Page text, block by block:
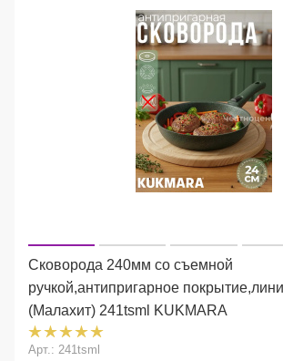
Сковорода 240мм со съемной
ручкой,антипригарное
(Малахит) 241tsml KUKMARA
Арт.: 241tsml